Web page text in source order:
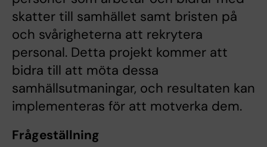
skatter till samhället samt bristen på
och svårigheterna att rekrytera
personal. Detta projekt kommer att
bidra till att möta dessa
samhällsutmaningar, och resultaten kan
implementeras för att motverka dem.
Frågeställning